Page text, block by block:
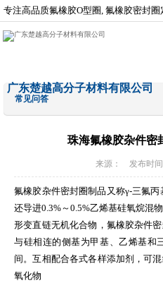
专注高品质氟橡胶O型圈, 氟橡胶密封圈
广东楚越高分子材料有限公司
常见问答
珠海氟橡胶杂件密
来源： 发布时间
氟橡胶杂件密封圈制品又称γ-三氟
还导进0.3%～0.5%乙烯基硅氧烷混
形变直链无机化合物，氟橡胶杂件
与硅相连的侧基为甲基、乙烯基和
间。互相配合各式各样添加剂，可
氧化物